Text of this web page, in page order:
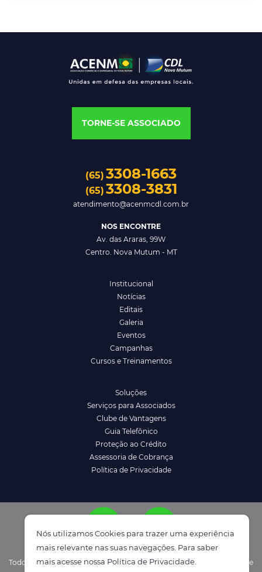
Nós utilizamos Cookies para trazer uma experiência
mais relevante nas suas navegações. Para saber
mais acesse nossa Política de Privacidade.
ATENDIMENTO
TORNE-SE ASSOCIADO
(65) 3308-1663
(65) 3308-3831
atendimento@acenmcdl.com.br
NOS ENCONTRE
Av. das Araras, 99W
Centro. Nova Mutum - MT
Institucional
Notícias
Editais
Galeria
Eventos
Campanhas
Cursos e Treinamentos
Soluções
Serviços para Associados
Clube de Vantagens
Guia Telefônico
Proteção ao Crédito
Assessoria de Cobrança
Política de Privacidade
Todos os direitos reservados à ACENM/CDL - Política de Privacidade e